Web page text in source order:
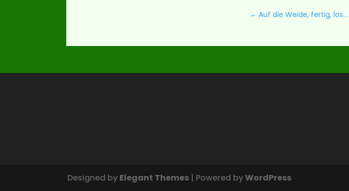
← Auf die Weide, fertig, los...
Designed by Elegant Themes | Powered byWordPress